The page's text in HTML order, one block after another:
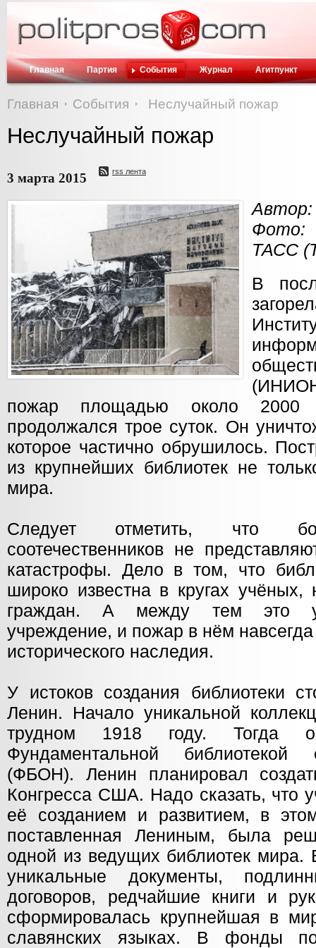
Главная Партия События Журнал Агитпункт
Главная События Неслучайный пожар
Неслучайный пожар
3 марта 2015 rss лента
Автор:
Фото:
ТАСС
В
пожар площадью около 2000
продолжался трое суток. Он
которое частично обрушилось.
из крупнейших библиотек не
мира.
Следует отметить, что
соотечественников не
катастрофы. Дело в том, что
широко известна в кругах
граждан. А между тем это
учреждение, и пожар в нём
исторического наследия.
У истоков создания библиотеки
Ленин. Начало уникальной
трудном 1918 году. Тогда
Фундаментальной библиотекой
(ФБОН). Ленин планировал
Конгресса США. Надо сказать, что
её созданием и развитием, в
поставленная Лениным, была
одной из ведущих библиотек
уникальные документы,
договоров, редчайшие книги и
сформировалась крупнейшая в
славянских языках. В фонды